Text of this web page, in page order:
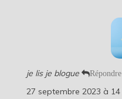
je lis je blogue Répondre
27 septembre 2023 à 14